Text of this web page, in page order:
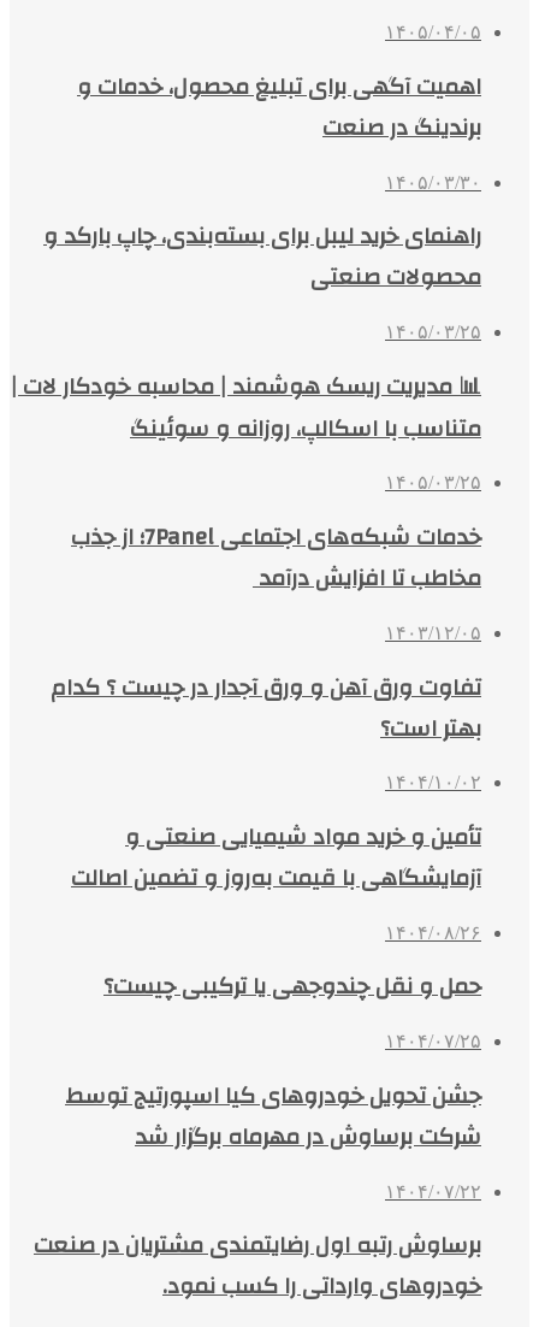
۱۴۰۵/۰۴/۰۵
اهمیت آگهی برای تبلیغ محصول، خدمات و
برندینگ در صنعت
۱۴۰۵/۰۳/۳۰
راهنمای خرید لیبل برای بسته‌بندی، چاپ بارکد و
محصولات صنعتی
۱۴۰۵/۰۳/۲۵
📊 مدیریت ریسک هوشمند | محاسبه خودکار لات |
متناسب با اسکالپ، روزانه و سوئینگ
۱۴۰۵/۰۳/۲۵
خدمات شبکه‌های اجتماعی 7Panel؛ از جذب
مخاطب تا افزایش درآمد
۱۴۰۳/۱۲/۰۵
تفاوت ورق آهن و ورق آجدار در چیست ؟ کدام
بهتر است؟
۱۴۰۴/۱۰/۰۲
تأمین و خرید مواد شیمیایی صنعتی و
آزمایشگاهی با قیمت به‌روز و تضمین اصالت
۱۴۰۴/۰۸/۲۶
حمل و نقل چندوجهی یا ترکیبی چیست؟
۱۴۰۴/۰۷/۲۵
جشن تحویل خودروهای کیا اسپورتیج توسط
شرکت برساوش در مهرماه برگزار شد
۱۴۰۴/۰۷/۲۲
برساوش رتبه اول رضایتمندی مشتریان در صنعت
خودروهای وارداتی را کسب نمود.